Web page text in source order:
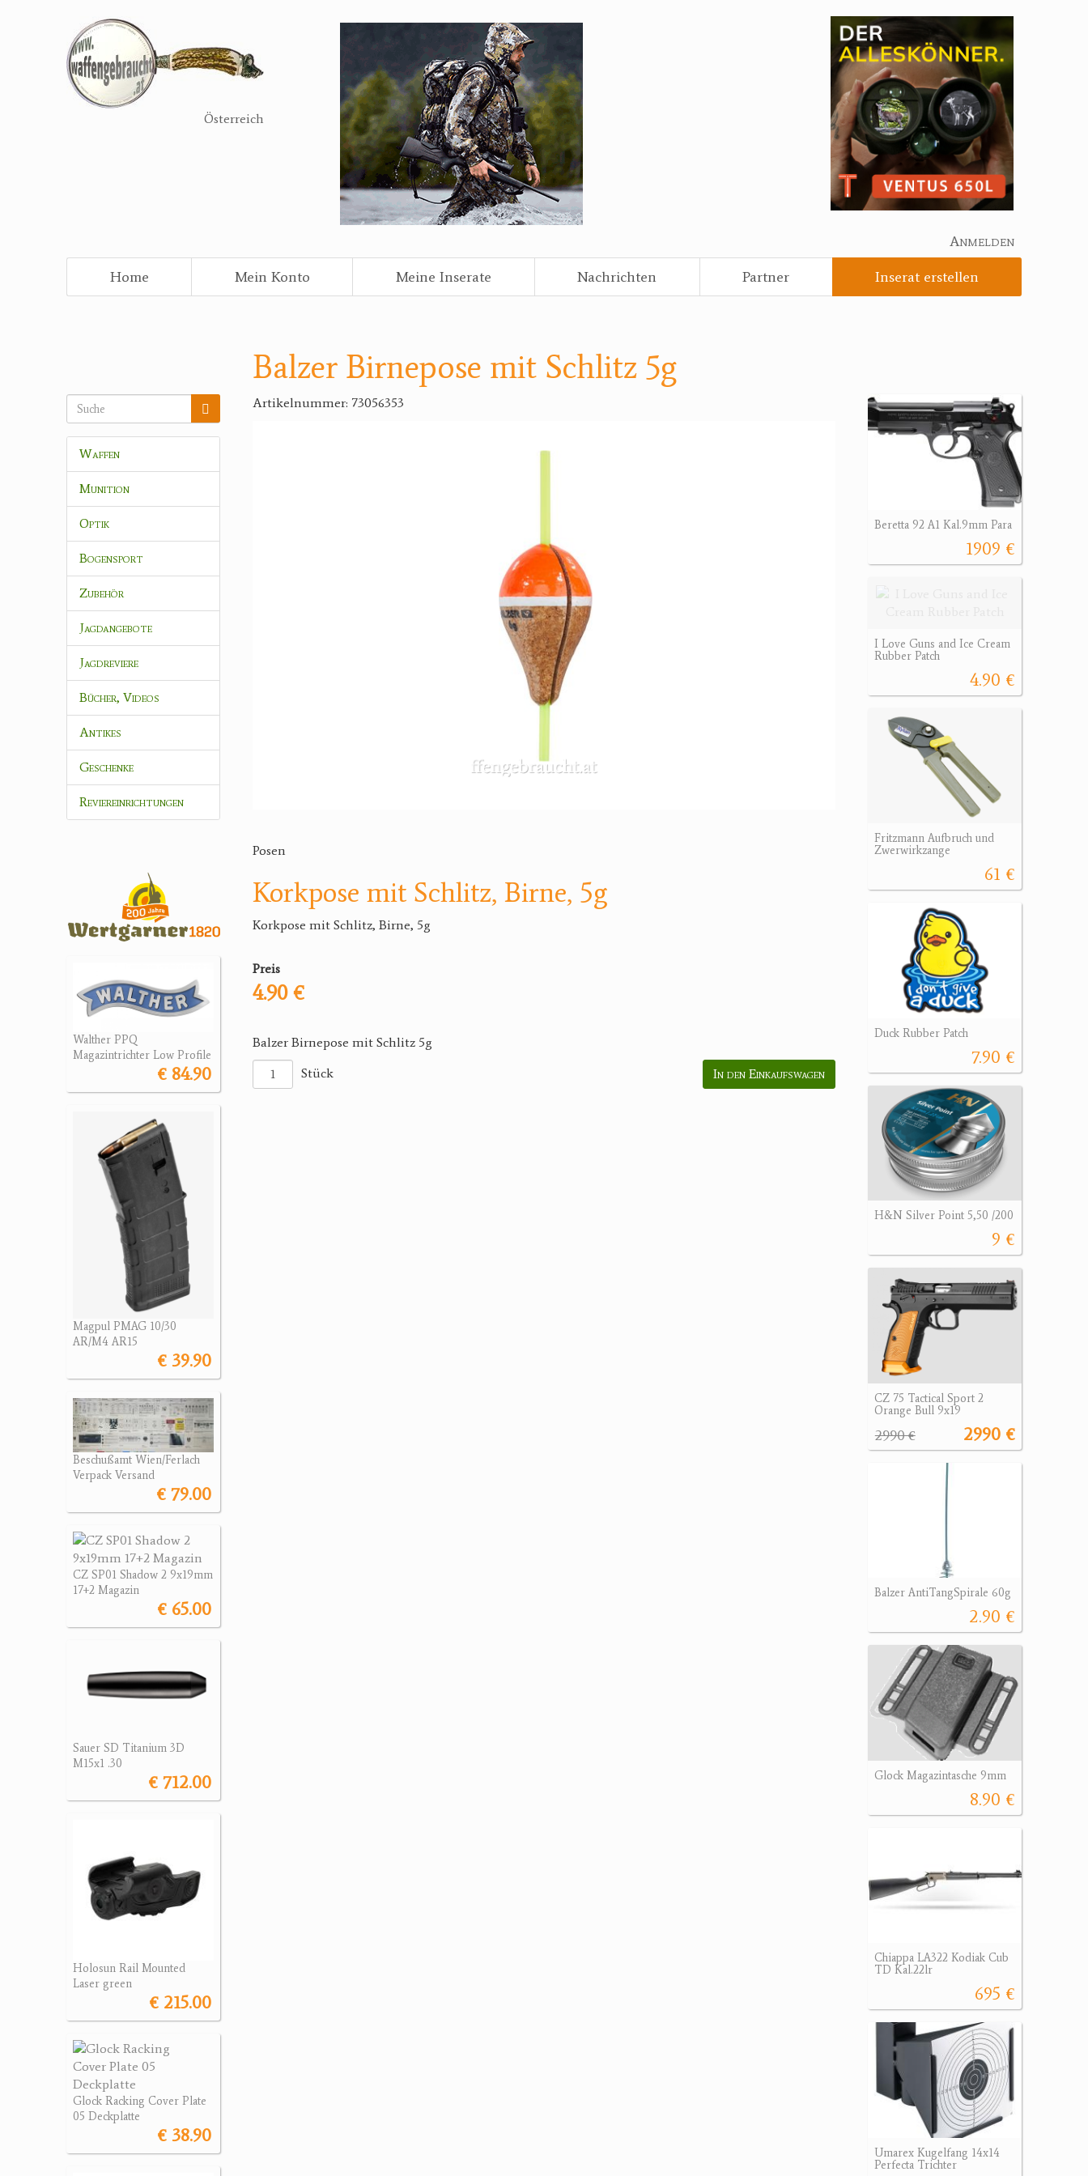
Österreich
Anmelden
Home
Mein Konto Meine Inserate Nachrichten Partner Inserat erstellen
Waffen
Munition
Optik
Bogensport
Zubehör
Jagdangebote
Jagdreviere
Bücher, Videos
Antikes
Geschenke
Reviereinrichtungen
Walther PPQ
Magazintrichter Low Profile
€ 84.90
Magpul PMAG 10/30
AR/M4 AR15
€ 39.90
Beschußamt Wien/Ferlach
Verpack Versand
€ 79.00
CZ SP01 Shadow 2 9x19mm
17+2 Magazin
€ 65.00
Sauer SD Titanium 3D
M15x1 .30
€ 712.00
Holosun Rail Mounted
Laser green
€ 215.00
Glock Racking Cover Plate
05 Deckplatte
€ 38.90
Balzer Birnepose mit Schlitz 5g
Artikelnummer: 73056353
Posen
Korkpose mit Schlitz, Birne, 5g
Korkpose mit Schlitz, Birne, 5g
Preis
4.90 €
Balzer Birnepose mit Schlitz 5g
Stück
In den Einkaufswagen
Beretta 92 A1 Kal.9mm Para
1909 €
I Love Guns and Ice Cream
Rubber Patch
4.90 €
Fritzmann Aufbruch und
Zwerwirkzange
61 €
Duck Rubber Patch
7.90 €
H&N Silver Point 5,50 /200
9 €
CZ 75 Tactical Sport 2
Orange Bull 9x19
2990 €
2990 €
Balzer AntiTangSpirale 60g
2.90 €
Glock Magazintasche 9mm
8.90 €
Chiappa LA322 Kodiak Cub
TD Kal.22lr
695 €
Umarex Kugelfang 14x14
Perfecta Trichter